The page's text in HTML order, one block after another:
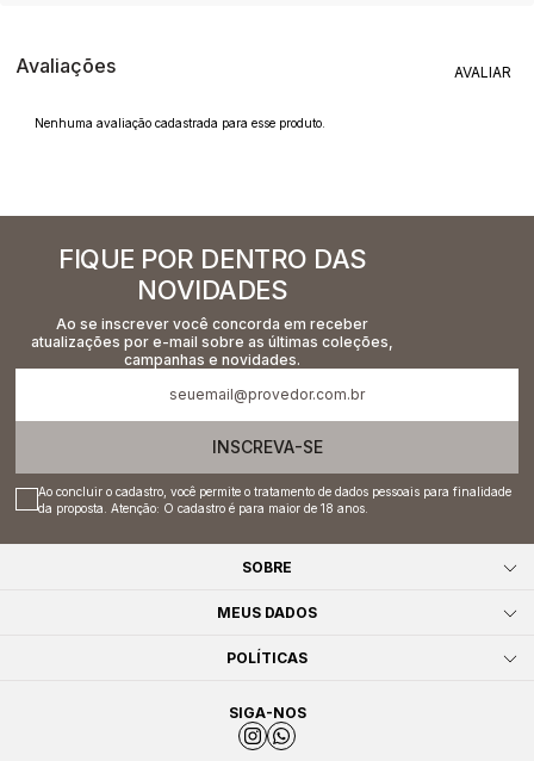
Avaliações
Nenhuma avaliação cadastrada para esse produto.
FIQUE POR DENTRO DAS
NOVIDADES
Ao se inscrever você concorda em receber
atualizações por e-mail sobre as últimas coleções,
campanhas e novidades.
INSCREVA-SE
Ao concluir o cadastro, você permite o tratamento de dados pessoais para finalidade
da proposta. Atenção: O cadastro é para maior de 18 anos.
SOBRE
MEUS DADOS
POLÍTICAS
SIGA-NOS